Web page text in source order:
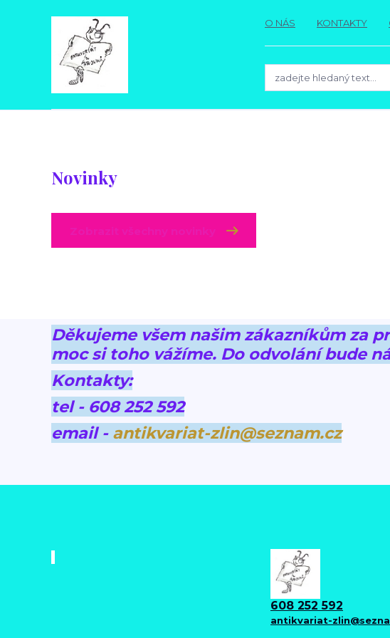
O NÁS KONTAKTY
Novinky
Děkujeme všem našim zákazníkům za
moc si toho vážíme. Do odvolání bude
Kontakty:
tel - 608 252 592
email - antikvariat-zlin@seznam.cz
608 252 592
antikvariat-